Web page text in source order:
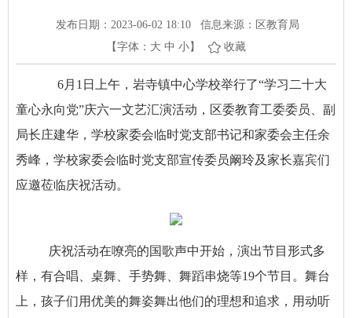
发布日期：2023-06-02 18:10
信息来源：区教育局
【字体： 大 中 小】 收藏
6月1日上午，岩寺镇中心学校举行了“学习二十大
童心永向党”庆六一文艺汇演活动， 区委教育工委委员、副
局长庄建华，学校家委会临时党支部书记和家委会主任余
秀峰， 学校家委会临时党支部宣传委员阚玲及家长嘉宾们
应邀莅临庆祝活动。
庆祝活动在嘹亮的国歌声中开始，演出节目形式多
样，有合唱、桌舞、手势舞、舞蹈串烧等19个节目。舞台
上，孩子们用优美的舞姿舞出他们的理想和追求，用动听